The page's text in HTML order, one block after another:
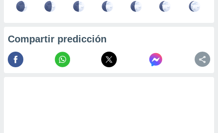
Compartir predicción